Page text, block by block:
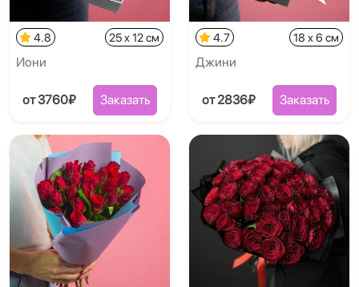
4.8 25 x 12 см
Иони
от 3760₽ Заказать
4.7 18 x 6 см
Джини
от 2836₽ Заказать